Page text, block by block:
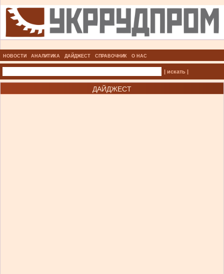
НОВОСТИ АНАЛИТИКА ДАЙДЖЕСТ СПРАВОЧНИК О НАС
| искать |
ДАЙДЖЕСТ